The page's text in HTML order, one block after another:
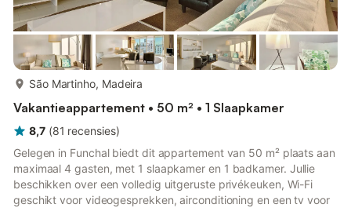
São Martinho, Madeira
Vakantieappartement • 50 m² • 1 Slaapkamer
8,7 (81 recensies)
Gelegen in Funchal biedt dit appartement van 50 m² plaats aan
maximaal 4 gasten, met 1 slaapkamer en 1 badkamer. Jullie
beschikken over een volledig uitgeruste privékeuken, Wi-Fi
geschikt voor videogesprekken, airconditioning en een tv voor